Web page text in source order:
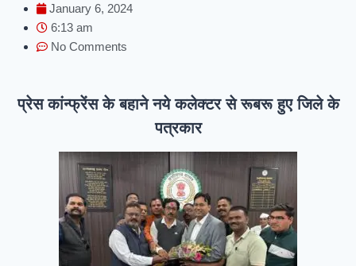
January 6, 2024
6:13 am
No Comments
प्रेस कांन्फ्रेंस के बहाने नये कलेक्टर से रूबरू हुए जिले के
पत्रकार